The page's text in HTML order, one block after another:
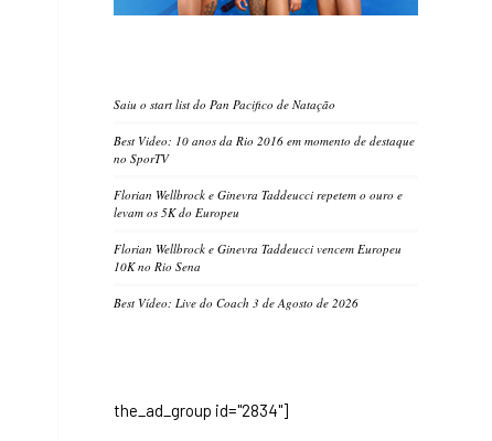
Saiu o start list do Pan Pacifico de Natação
Best Video: 10 anos da Rio 2016 em momento de destaque
no SporTV
Florian Wellbrock e Ginevra Taddeucci repetem o ouro e
levam os 5K do Europeu
Florian Wellbrock e Ginevra Taddeucci vencem Europeu
10K no Rio Sena
Best Vídeo: Live do Coach 3 de Agosto de 2026
the_ad_group id="2834"]